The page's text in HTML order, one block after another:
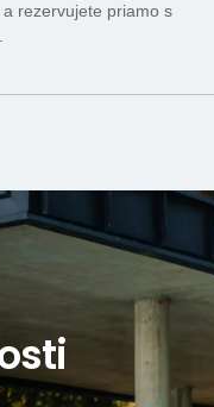
rezervujete priamo s